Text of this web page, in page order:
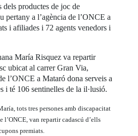
dels productes de joc de
pertany a l’agència de l’ONCE a
i afiliades i 72 agents venedors i
María Risquez va repartir
ubicat al carrer Gran Via,
l’ONCE a Mataró dona serveis a
i té 106 sentinelles de la il·lusió.
tots tres persones amb discapacitat
l’ONCE, van repartir cadascú d’ells
premiats.